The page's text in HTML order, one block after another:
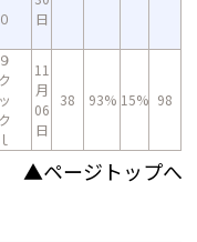
日
11
月
06
日
38 93% 15% 98
▲ページトップへ